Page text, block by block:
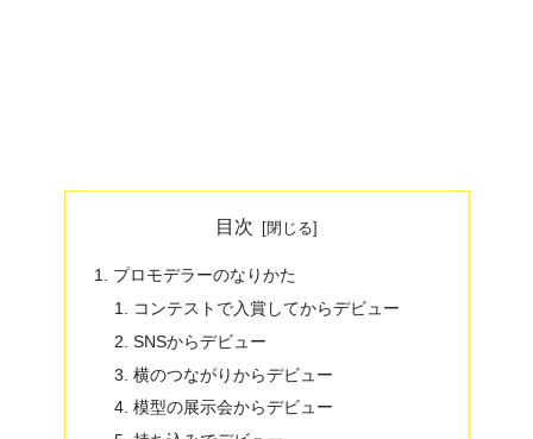
目次
プロモデラーのなりかた
コンテストで入賞してからデビュー
SNSからデビュー
横のつながりからデビュー
模型の展示会からデビュー